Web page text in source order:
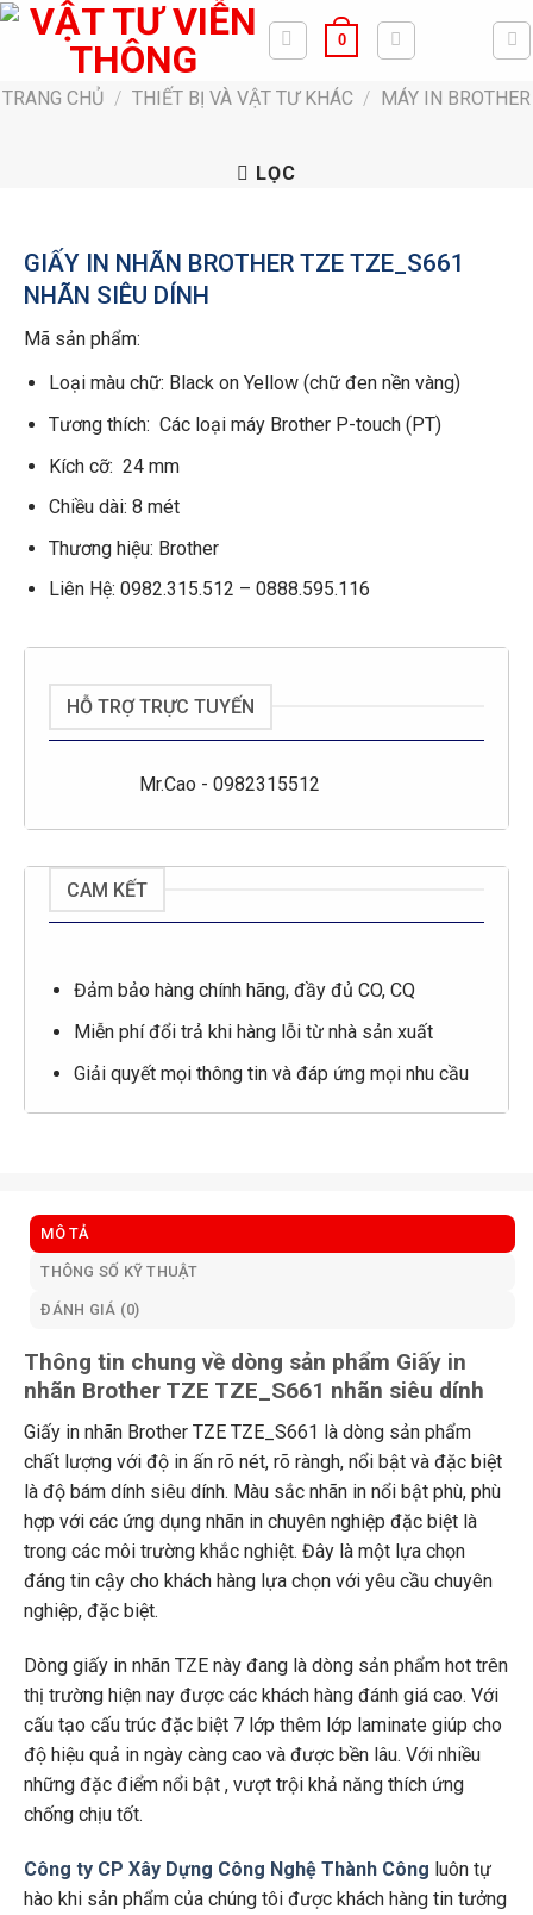
Bỏ
dung
0
TRANG CHỦ / THIẾT BỊ VÀ VẬT TƯ KHÁC / MÁY IN BROTHER
LỌC
GIẤY IN NHÃN BROTHER TZE TZE_S661
NHÃN SIÊU DÍNH
Mã sản phẩm:
Loại màu chữ: Black on Yellow (chữ đen nền vàng)
Tương thích: Các loại máy Brother P-touch (PT)
Kích cỡ: 24 mm
Chiều dài: 8 mét
Thương hiệu: Brother
Liên Hệ: 0982.315.512 – 0888.595.116
HỖ TRỢ TRỰC TUYẾN
Mr.Cao - 0982315512
CAM KẾT
Đảm bảo hàng chính hãng, đầy đủ CO, CQ
Miễn phí đổi trả khi hàng lỗi từ nhà sản xuất
Giải quyết mọi thông tin và đáp ứng mọi nhu cầu
MÔ TẢ
THÔNG SỐ KỸ THUẬT
ĐÁNH GIÁ (0)
Thông tin chung về dòng sản phẩm Giấy in
nhãn Brother TZE TZE_S661 nhãn siêu dính
Giấy in nhãn Brother TZE TZE_S661 là dòng sản phẩm
chất lượng với độ in ấn rõ nét, rõ ràngh, nổi bật và đặc biệt
là độ bám dính siêu dính. Màu sắc nhãn in nổi bật phù, phù
hợp với các ứng dụng nhãn in chuyên nghiệp đặc biệt là
trong các môi trường khắc nghiệt. Đây là một lựa chọn
đáng tin cậy cho khách hàng lựa chọn với yêu cầu chuyên
nghiệp, đặc biệt.
Dòng giấy in nhãn TZE này đang là dòng sản phẩm hot trên
thị trường hiện nay được các khách hàng đánh giá cao. Với
cấu tạo cấu trúc đặc biệt 7 lớp thêm lớp laminate giúp cho
độ hiệu quả in ngày càng cao và được bền lâu. Với nhiều
những đặc điểm nổi bật , vượt trội khả năng thích ứng
chống chịu tốt.
Công ty CP Xây Dựng Công Nghệ Thành Công luôn tự
hào khi sản phẩm của chúng tôi được khách hàng tin tưởng